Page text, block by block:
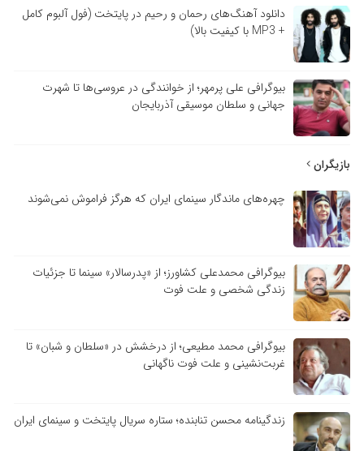
دانلود آهنگ‌های رحمان و رحیم در پایتخت (فول آلبوم کامل
+ MP3 با کیفیت بالا)
بیوگرافی علی پرمهر؛ از خوانندگی در عروسی‌ها تا شهرت
جهانی و سلطان موسیقی آذربایجان
بازیگران
چهره‌های ماندگار سینمای ایران که هرگز فراموش نمی‌شوند
بیوگرافی محمدعلی کشاورز؛ از «پدرسالار» سینما تا جزئیات
زندگی شخصی و علت فوت
بیوگرافی محمد مطیعی؛ از درخشش در «سلطان و شبان» تا
غربت‌نشینی و علت فوت ناگهانی
زندگینامه محسن تنابنده؛ ستاره سریال پایتخت و سینمای ایران